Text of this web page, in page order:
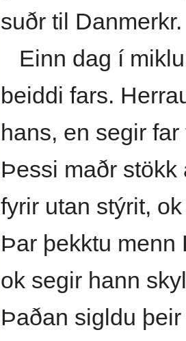
suðr til Danmerkr.
Einn dag í
beiddi fars.
hans, en segir
Þessi maðr stökk
fyrir utan stýrit,
Þar þekktu menn
ok segir hann
Þaðan sigldu